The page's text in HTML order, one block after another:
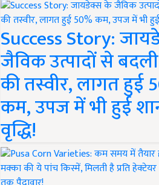
Success Story:
जैविक उत्पादों से
की तस्वीर, लागत हुई
कम, उपज में भी हुई
वृद्धि!